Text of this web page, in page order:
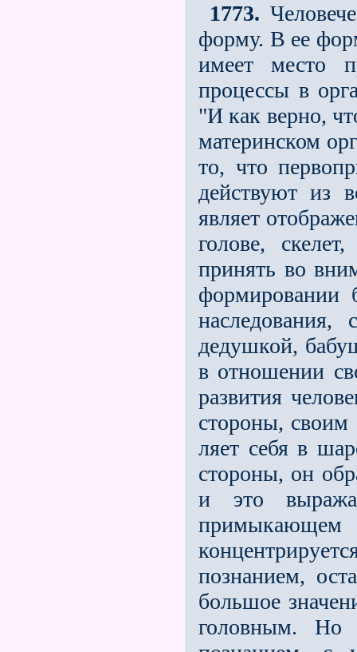
1773.
форму. В ее
имеет место
процессы в
"И как верно,
материнском
то, что
действуют из
являет
голове,
принять во
формировании
дедушкой,
в отношении
разви­тия
стороны,
ляет себя в
стороны, он
и это
примыкающем
познанием,
большое
головным. Но